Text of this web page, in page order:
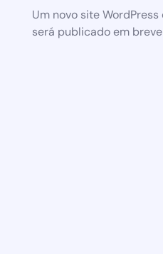
Um novo site
será publicado em breve